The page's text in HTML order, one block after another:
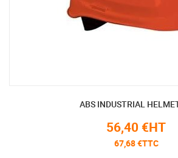
ABS INDUSTRIAL
56,40 €HT
67,68 €TTC